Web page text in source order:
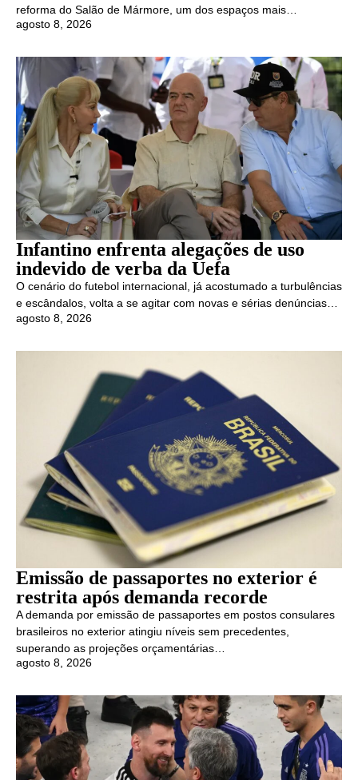
reforma do Salão de Mármore, um dos espaços mais…
agosto 8, 2026
Infantino enfrenta alegações de uso
indevido de verba da Uefa
O cenário do futebol internacional, já acostumado a turbulências
e escândalos, volta a se agitar com novas e sérias denúncias…
agosto 8, 2026
Emissão de passaportes no exterior é
restrita após demanda recorde
A demanda por emissão de passaportes em postos consulares
brasileiros no exterior atingiu níveis sem precedentes,
superando as projeções orçamentárias…
agosto 8, 2026